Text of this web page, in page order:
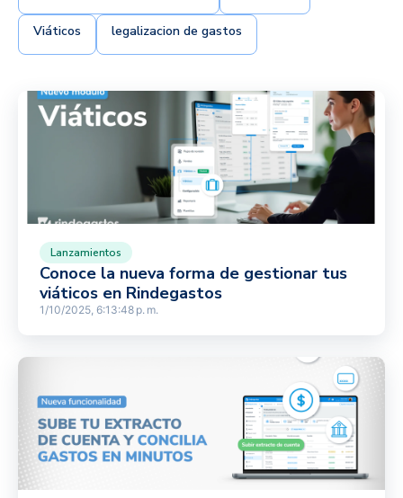
Viáticos legalizacion de gastos
Lanzamientos
Conoce la nueva forma de gestionar tus
viáticos en Rindegastos
1/10/2025, 6:13:48 p. m.